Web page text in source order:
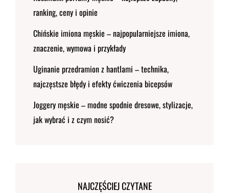
ranking, ceny i opinie
Chińskie imiona męskie – najpopularniejsze imiona,
znaczenie, wymowa i przykłady
Uginanie przedramion z hantlami – technika,
najczęstsze błędy i efekty ćwiczenia bicepsów
Joggery męskie – modne spodnie dresowe, stylizacje,
jak wybrać i z czym nosić?
NAJCZĘŚCIEJ CZYTANE